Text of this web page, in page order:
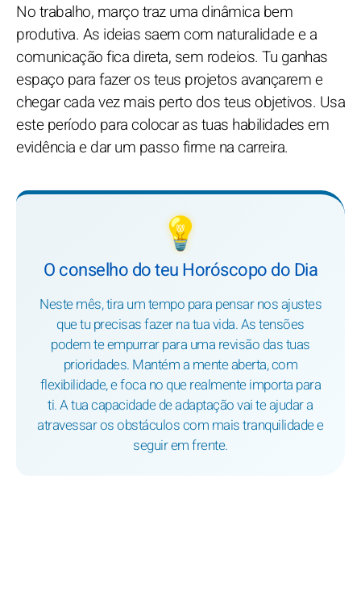
No trabalho, março traz uma dinâmica bem
produtiva. As ideias saem com naturalidade e a
comunicação fica direta, sem rodeios. Tu ganhas
espaço para fazer os teus projetos avançarem e
chegar cada vez mais perto dos teus objetivos. Usa
este período para colocar as tuas habilidades em
evidência e dar um passo firme na carreira.
💡
O conselho do teu Horóscopo do Dia
Neste mês, tira um tempo para pensar nos ajustes
que tu precisas fazer na tua vida. As tensões
podem te empurrar para uma revisão das tuas
prioridades. Mantém a mente aberta, com
flexibilidade, e foca no que realmente importa para
ti. A tua capacidade de adaptação vai te ajudar a
atravessar os obstáculos com mais tranquilidade e
seguir em frente.